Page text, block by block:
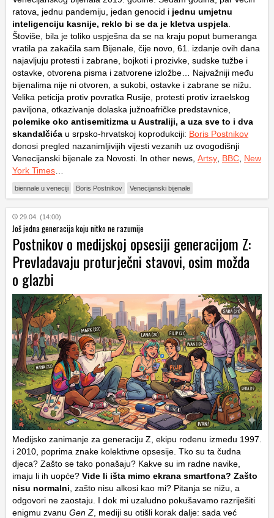
ratova, jednu pandemiju, jedan genocid i jednu umjetnu
inteligenciju kasnije, reklo bi se da je kletva uspjela
Štoviše, bila je toliko uspješna da se na kraju poput bumeranga
vratila pa zakačila sam Bijenale, čije novo, 61. izdanje ovih dana
najavljuju protesti i zabrane, bojkoti i prozivke, sudske tužbe i
ostavke, otvorena pisma i zatvorene izložbe… Najvažniji među
bijenalima nije ni otvoren, a sukobi, ostavke i zabrane se nižu.
Velika peticija protiv povratka Rusije, protesti protiv izraelskog
paviljona, otkazivanje dolaska južnoafričke predstavnice,
polemike oko antisemitizma u Australiji, a uza sve to i dva
skandalčića u srpsko-hrvatskoj koprodukciji: Boris Postnikov
donosi pregled nazanimljivijih vijesti vezanih uz ovogodišnji
Venecijanski bijenale za Novosti. In other news, Artsy BBC New
York Times
biennale u veneciji Boris Postnikov Venecijanski bijenale
29.04. (14:00)
Još jedna generacija koju nitko ne razumije
Postnikov o medijskoj opsesiji generacijom Z:
Prevladavaju proturječni stavovi, osim možda
o glazbi
Medijsko zanimanje za generaciju Z, ekipu rođenu između 1997.
i 2010, poprima znake kolektivne opsesije. Tko su ta čudna
djeca? Zašto se tako ponašaju? Kakve su im radne navike,
imaju li ih uopće? Vide li išta mimo ekrana smartfona? Zašto
nisu normalni , zašto nisu alkosi kao mi? Pitanja se nižu, a
odgovori ne zaostaju. I dok mi uzaludno pokušavamo razriješiti
enigmu zvanu Gen Z , mediji su otišli korak dalje: sada već